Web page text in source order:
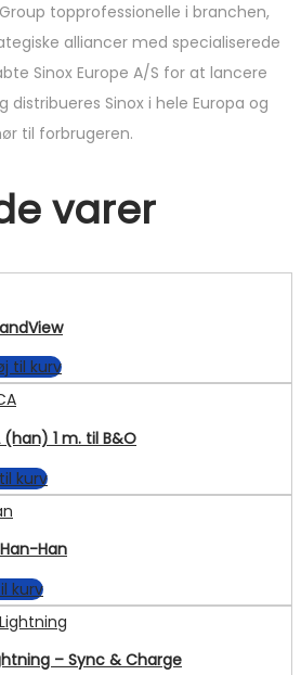
topprofessionelle i branchen,
alliancer med specialiserede
Sinox Europe A/S for at lancere
distribueres Sinox i hele Europa og
til forbrugeren.
varer
til kurv
(han) 1 m. til B&O
kurv
Han
kurv
– Sync & Charge